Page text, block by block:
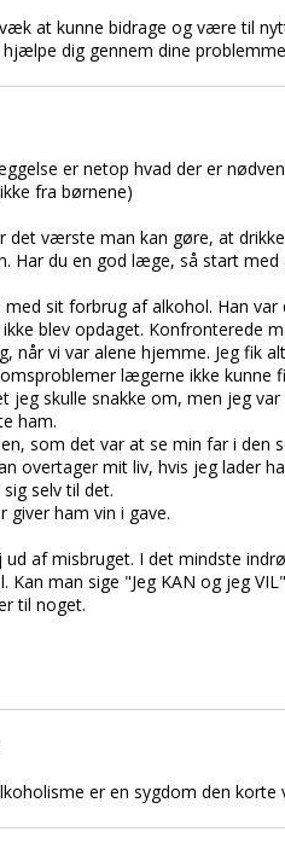
at kunne bidrage og være til
hjælpe dig gennem dine
er netop hvad der er
fra børnene)
det værste man kan gøre, at
Har du en god læge, så start med
sit forbrug af alkohol. Han
blev opdaget. Konfronterede
når vi var alene hjemme. Jeg
lægerne ikke kunne
jeg skulle snakke om, men jeg
ham.
som det var at se min far i den
overtager mit liv, hvis jeg lader
selv til det.
giver ham vin i gave.
ud af misbruget. I det mindste
Kan man sige "Jeg KAN og jeg
til noget.
er en sygdom den